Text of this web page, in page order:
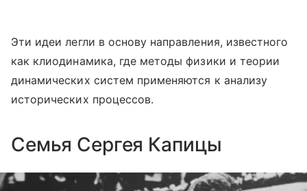
Эти идеи легли в основу направления, известного
как клиодинамика, где методы физики и теории
динамических систем применяются к анализу
исторических процессов.
Семья Сергея Капицы